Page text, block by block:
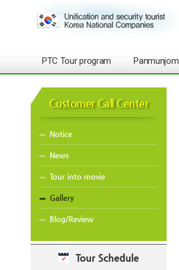
PTC Tour program Panmunjom
Customer Call Center
Notice
News
Tour into movie
Gallery
Blog/Review
Tour Schedule